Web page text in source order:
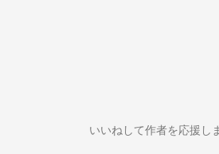
いいねして作者を応援し